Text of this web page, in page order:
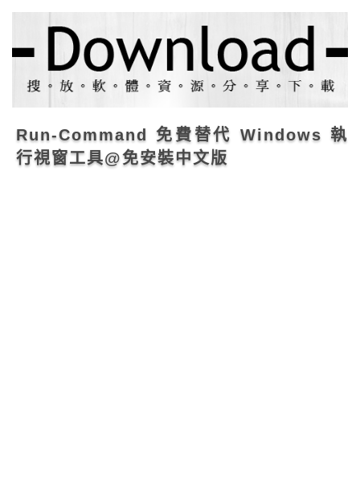
Run-Command 免費替代 Windows 執
行視窗工具@免安裝中文版